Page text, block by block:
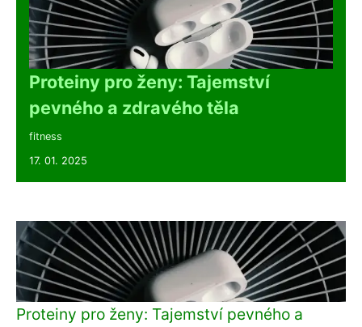
Proteiny pro ženy: Tajemství
pevného a zdravého těla
fitness
17. 01. 2025
Proteiny pro ženy: Tajemství pevného a